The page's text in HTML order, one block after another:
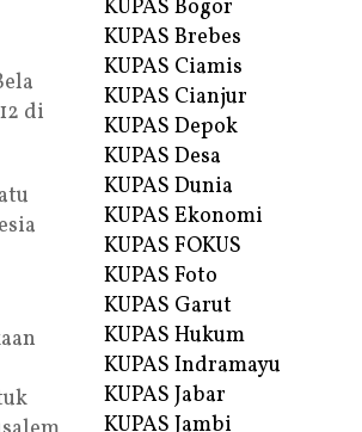
di
KUPAS Bogor
KUPAS Brebes
KUPAS Ciamis
KUPAS Cianjur
KUPAS Depok
KUPAS Desa
KUPAS Dunia
KUPAS Ekonomi
KUPAS FOKUS
KUPAS Foto
KUPAS Garut
KUPAS Hukum
KUPAS Indramayu
KUPAS Jabar
KUPAS Jambi